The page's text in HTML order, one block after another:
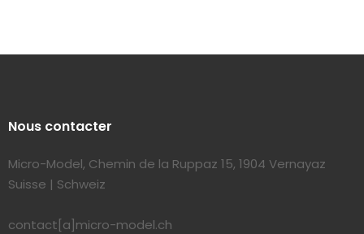
Nous contacter
Micro-Model, Chemin de la Ruppaz 15, 1904 Vernayaz
Suisse | Schweiz
contact[a]micro-model.ch